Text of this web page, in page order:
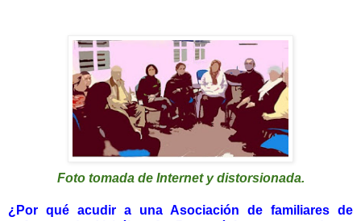
Foto tomada de Internet y distorsionada.
¿Por qué acudir a una Asociación de familiares de